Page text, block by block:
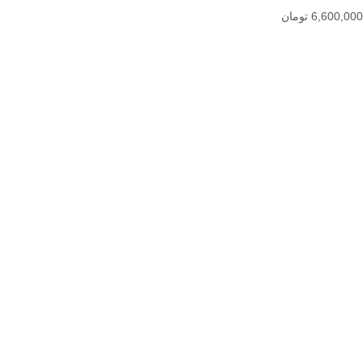
6,600,000 تومان